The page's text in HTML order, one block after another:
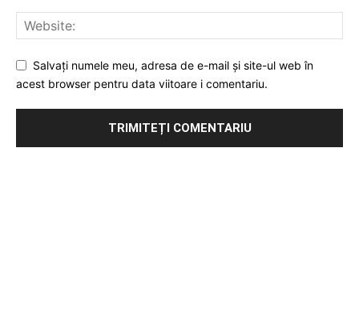
Salvați numele meu, adresa de e-mail și site-ul web în
acest browser pentru data viitoare i comentariu.